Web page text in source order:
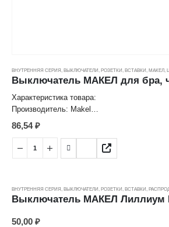
ВНУТРЕННЯЯ СЕРИЯ ВЫКЛЮЧАТЕЛИ, РОЗЕТКИ, ВСТАВКИ МАКЕЛ
Выключатель МАКЕЛ для бра,
Характеристика товара:
Производитель: Makel
Выключатель для бра
Цвет: черный
Номинальный ток: 6 A
Номинальное напряжение: 250 V
86,54₽
ВНУТРЕННЯЯ СЕРИЯ, ВЫКЛЮЧАТЕЛИ, РОЗЕТКИ, ВСТАВКИ,
50,00 ₽